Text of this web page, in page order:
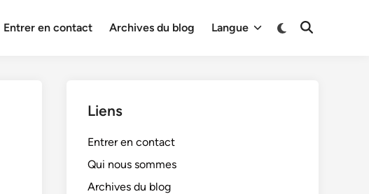
Entrer en contact Archives du blog Langue
Switch
Open
Liens
Entrer en contact
Qui nous sommes
Archives du blog